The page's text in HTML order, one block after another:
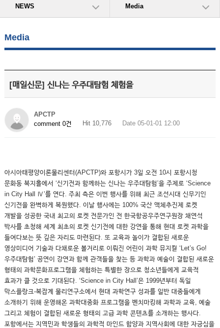
NEWS Media
Media
[매일신문] 신나는 우주대탐험 체험을
APCTP
comment 0건
Hit 10,776 Date 05-01-01 12:00
아시아태평양이론물리센터(APCTP)와 포항시가 3일 오전 10시 포항시청
문화동 복지홀에서 ‘신기전과 함께하는 신나는 우주대탐험’을 주제로 ‘Science
in City Hall Ⅳ’를 연다. 주최 측은 이번 행사를 위해 최근 조선시대 신무기인
신기전을 완벽하게 복원했다. 이날 행사에는 100% 국산 액체추진제 로켓
개발을 성공한 국내 최고의 로켓 전문가인 전 한국항공우주연구원장 채연석
박사를 초청해 세계 최초의 로켓 신기전에 대한 강연을 통해 현대 로켓 과학을
들여다보는 뜻 깊은 자리도 마련된다. 또 교육과 놀이가 결합된 새로운
영상미디어 기술과 다채로운 볼거리로 이뤄진 어린이 과학 뮤지컬 ‘Let’s Go!
우주대탐험’ 공연이 강연과 함께 관객들을 찾는 등 과학과 예술이 결합된 새로운
형태의 과학문화프로그램을 체험하는 특별한 장으로 청소년들에게 교육적
효과가 클 것으로 기대된다. ‘Science in City Hall’은 1999년부터 독일
막스플랑크-복잡계 물리연구소에서 현대 과학연구 성과를 일반 대중들에게
소개하기 위해 운영해온 과학대중화 프로그램을 벤치마킹해 과학과 교육, 예술
그리고 체험이 결합된 새로운 형태의 고급 과학 콘텐츠를 소개하는 행사다.
포항에서는 지역민과 학생들의 과학적 마인드 함양과 지역사회에 대한 자긍심을